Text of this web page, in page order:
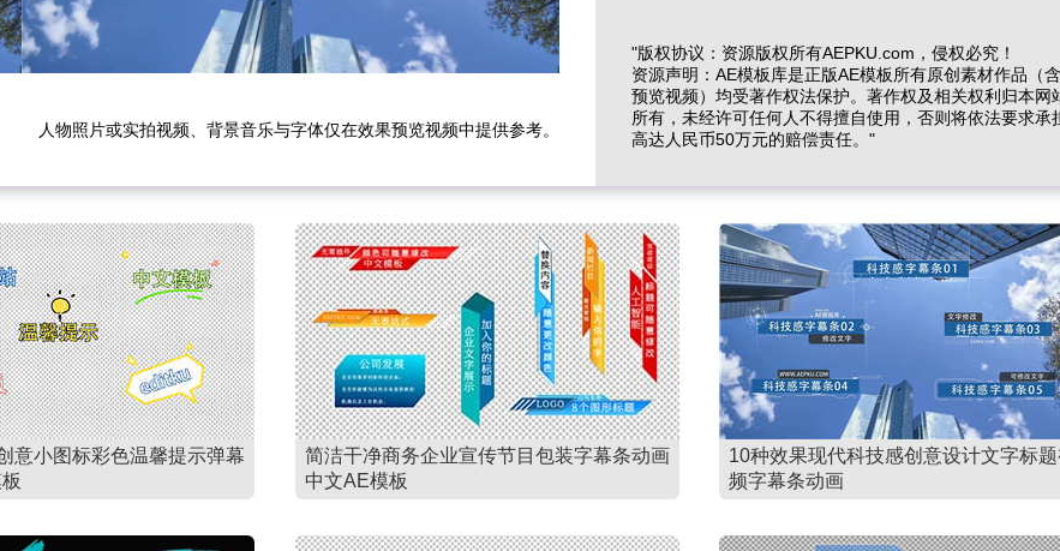
人物照片或实拍视频、背景音乐与字体仅在效果预览视频中提供参考。
"版权协议：资源版权所有AEPKU.com，侵权必究！
资源声明：AE模板库是正版AE模板所有原创素材作品（含
预览视频）均受著作权法保护。著作权及相关权利归本网
所有，未经许可任何人不得擅自使用，否则将依法要求承
高达人民币50万元的赔偿责任。"
意小图标彩色温馨提示弹幕
简洁干净商务企业宣传节目包装字幕条动画
中文AE模板
10种效果现代科技感创意设计文字标
频字幕条动画